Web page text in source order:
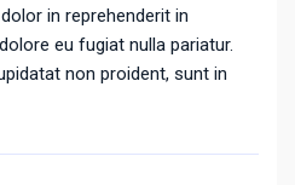
in reprehenderit in
eu fugiat nulla pariatur.
non proident, sunt in